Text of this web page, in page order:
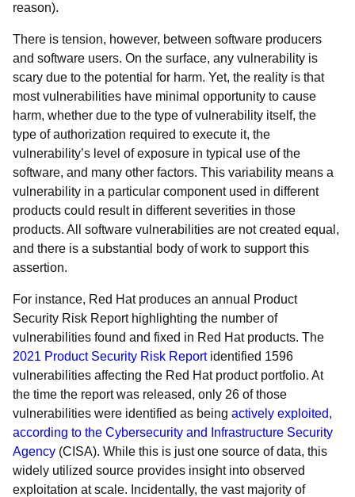
reason).
There is tension, however, between software producers
and software users. On the surface, any vulnerability is
scary due to the potential for harm. Yet, the reality is that
most vulnerabilities have minimal opportunity to cause
harm, whether due to the type of vulnerability itself, the
type of authorization required to execute it, the
vulnerability’s level of exposure in typical use of the
software, and many other factors. This variability means a
vulnerability in a particular component used in different
products could result in different severities in those
products. All software vulnerabilities are not created equal,
and there is a substantial body of work to support this
assertion.
For instance, Red Hat produces an annual Product
Security Risk Report highlighting the number of
vulnerabilities found and fixed in Red Hat products. The
2021 Product Security Risk Reportidentified 1596
vulnerabilities affecting the Red Hat product portfolio. At
the time the report was released, only 26 of those
vulnerabilities were identified as being actively exploited,
according to the Cybersecurity and Infrastructure Security
Agency (CISA). While this is just one source of data, this
widely utilized source provides insight into observed
exploitation at scale. Incidentally, the vast majority of